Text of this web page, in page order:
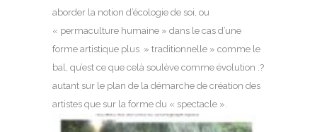
aborder la notion d’écologie de soi, ou
« permaculture humaine » dans le cas d’une
forme artistique plus » traditionnelle » comme le
bal, qu’est ce que celà soulève comme évolution .?
autant sur le plan de la démarche de création des
artistes que sur la forme du « spectacle ».